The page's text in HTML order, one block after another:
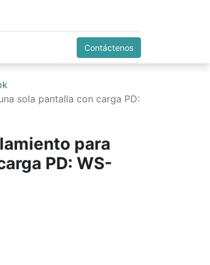
Contáctenos
sola pantalla con carga PD:
para
PD: WS-